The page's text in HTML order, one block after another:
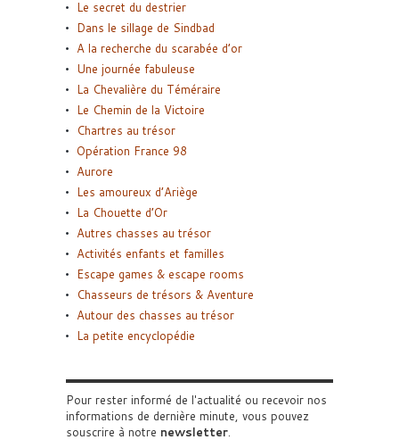
Le secret du destrier
Dans le sillage de Sindbad
A la recherche du scarabée d’or
Une journée fabuleuse
La Chevalière du Téméraire
Le Chemin de la Victoire
Chartres au trésor
Opération France 98
Aurore
Les amoureux d’Ariège
La Chouette d’Or
Autres chasses au trésor
Activités enfants et familles
Escape games & escape rooms
Chasseurs de trésors & Aventure
Autour des chasses au trésor
La petite encyclopédie
Pour rester informé de l'actualité ou recevoir nos
informations de dernière minute, vous pouvez
souscrire à notre newsletter.